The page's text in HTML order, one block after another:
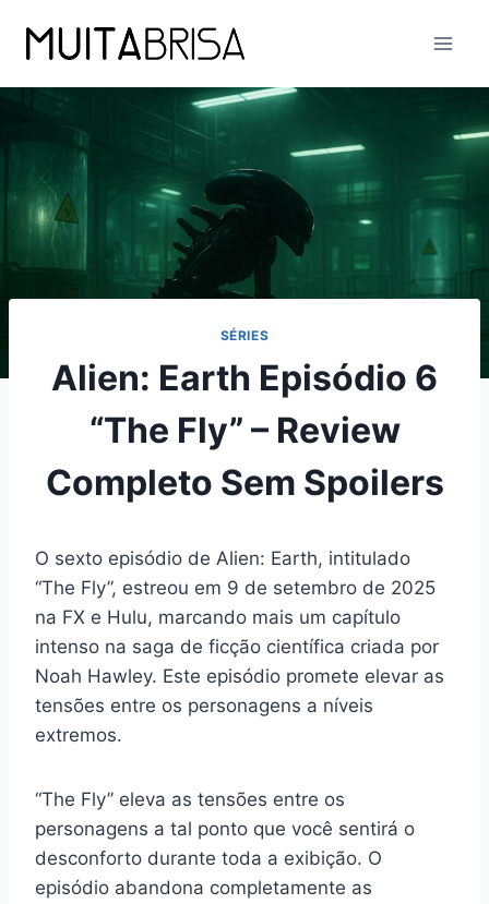
SÉRIES
Alien: Earth Episódio 6
“The Fly” – Review
Completo Sem Spoilers
O sexto episódio de Alien: Earth, intitulado
“The Fly”, estreou em 9 de setembro de 2025
na FX e Hulu, marcando mais um capítulo
intenso na saga de ficção científica criada por
Noah Hawley. Este episódio promete elevar as
tensões entre os personagens a níveis
extremos.
“The Fly” eleva as tensões entre os
personagens a tal ponto que você sentirá o
desconforto durante toda a exibição. O
episódio abandona completamente as